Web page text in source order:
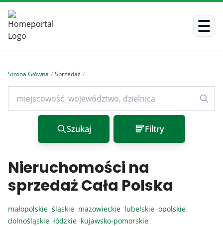
Strona Główna / Sprzedaż /
Szukaj Filtry
Nieruchomości na
sprzedaż Cała Polska
małopolskie śląskie mazowieckie lubelskie opolskie
dolnośląskie łódzkie kujawsko-pomorskie